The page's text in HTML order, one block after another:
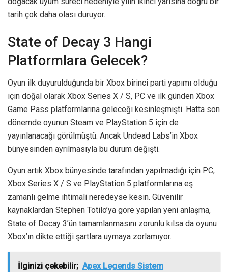
tarih çok daha olası duruyor.
State of Decay 3 Hangi
Platformlara Gelecek?
Oyun ilk duyurulduğunda bir Xbox birinci parti yapımı olduğu
için doğal olarak Xbox Series X / S, PC ve ilk günden Xbox
Game Pass platformlarına geleceği kesinleşmişti. Hatta son
dönemde oyunun Steam ve PlayStation 5 için de
yayınlanacağı görülmüştü. Ancak Undead Labs’in Xbox
bünyesinden ayrılmasıyla bu durum değişti.
Oyun artık Xbox bünyesinde tarafından yapılmadığı için PC,
Xbox Series X / S ve PlayStation 5 platformlarına eş
zamanlı gelme ihtimali neredeyse kesin. Güvenilir
kaynaklardan Stephen Totilo’ya göre yapılan yeni anlaşma,
State of Decay 3’ün tamamlanmasını zorunlu kılsa da oyunu
Xbox’ın dikte ettiği şartlara uymaya zorlamıyor.
İlginizi çekebilir; Apex Legends Sistem